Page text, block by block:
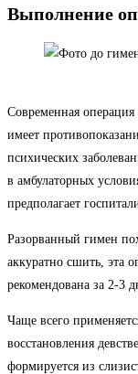
Выполнение
Современная
имеет
психических
в амбулаторных
предполагает
Разорванный гимен
аккуратно сшить, эта
рекомендована за 2-3
Чаще всего
восстановления
формируется из